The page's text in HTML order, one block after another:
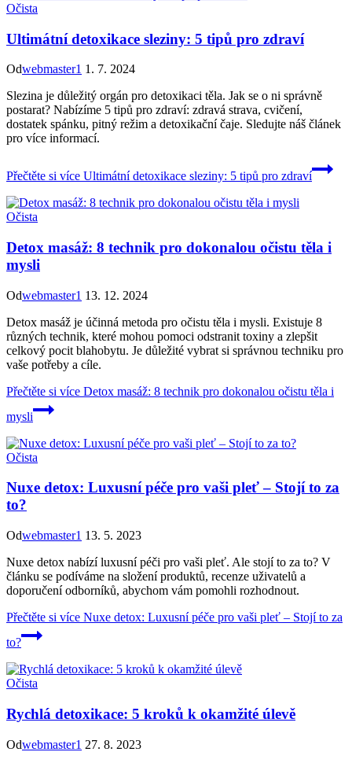
Očista
Ultimátní detoxikace sleziny: 5 tipů pro zdraví
Odwebmaster1 1. 7. 2024
Slezina je důležitý orgán pro detoxikaci těla. Jak se o ni správně
postarat? Nabízíme 5 tipů pro zdraví: zdravá strava, cvičení,
dostatek spánku, pitný režim a detoxikační čaje. Sledujte náš článek
pro více informací.
Přečtěte si více Ultimátní detoxikace sleziny: 5 tipů pro zdraví
Očista
Detox masáž: 8 technik pro dokonalou očistu těla i
mysli
Odwebmaster1 13. 12. 2024
Detox masáž je účinná metoda pro očistu těla i mysli. Existuje 8
různých technik, které mohou pomoci odstranit toxiny a zlepšit
celkový pocit blahobytu. Je důležité vybrat si správnou techniku pro
vaše potřeby a cíle.
Přečtěte si více Detox masáž: 8 technik pro dokonalou očistu těla i
mysli
Očista
Nuxe detox: Luxusní péče pro vaši pleť – Stojí to za
to?
Odwebmaster1 13. 5. 2023
Nuxe detox nabízí luxusní péči pro vaši pleť. Ale stojí to za to? V
článku se podíváme na složení produktů, recenze uživatelů a
doporučení odborníků, abychom vám pomohli rozhodnout.
Přečtěte si více Nuxe detox: Luxusní péče pro vaši pleť – Stojí to za
to?
Očista
Rychlá detoxikace: 5 kroků k okamžité úlevě
Odwebmaster1 27. 8. 2023